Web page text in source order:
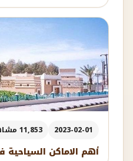
2023-02-01 11,853 مشاهدة
أهم الاماكن